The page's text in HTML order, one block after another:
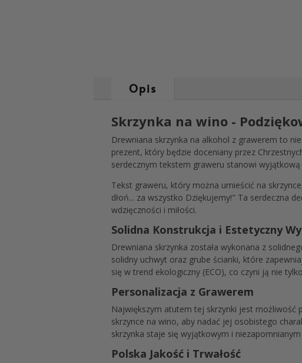
Opis
Skrzynka na wino -
Drewniana skrzynka na alkohol z grawerem to
prezent, który będzie doceniany przez
serdecznym tekstem graweru stanowi
Tekst graweru, który można umieścić na
dłoń... za wszystko Dziękujemy!" Ta serdeczna
wdzięczności i miłości.
Solidna Konstrukcja i Estetyczny
Drewniana skrzynka została wykonana z
solidny uchwyt oraz grube ścianki, które
się w trend ekologiczny (ECO), co czyni ją nie
Personalizacja z Grawerem
Największym atutem tej skrzynki jest możliwość
skrzynce na wino, aby nadać jej osobistego
skrzynka staje się wyjątkowym i
Polska Jakość i Trwałość